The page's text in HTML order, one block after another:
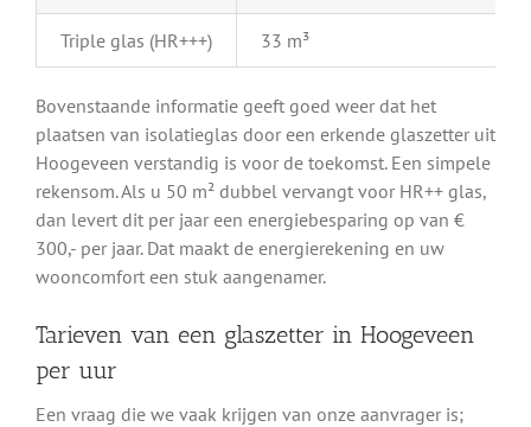
Triple glas (HR+++) 33 m³
Bovenstaande informatie geeft goed weer dat het
plaatsen van isolatieglas door een erkende glaszetter uit
Hoogeveen verstandig is voor de toekomst. Een simpele
rekensom. Als u 50 m² dubbel vervangt voor HR++ glas,
dan levert dit per jaar een energiebesparing op van €
300,- per jaar. Dat maakt de energierekening en uw
wooncomfort een stuk aangenamer.
Tarieven van een glaszetter in Hoogeveen
per uur
Een vraag die we vaak krijgen van onze aanvrager is;